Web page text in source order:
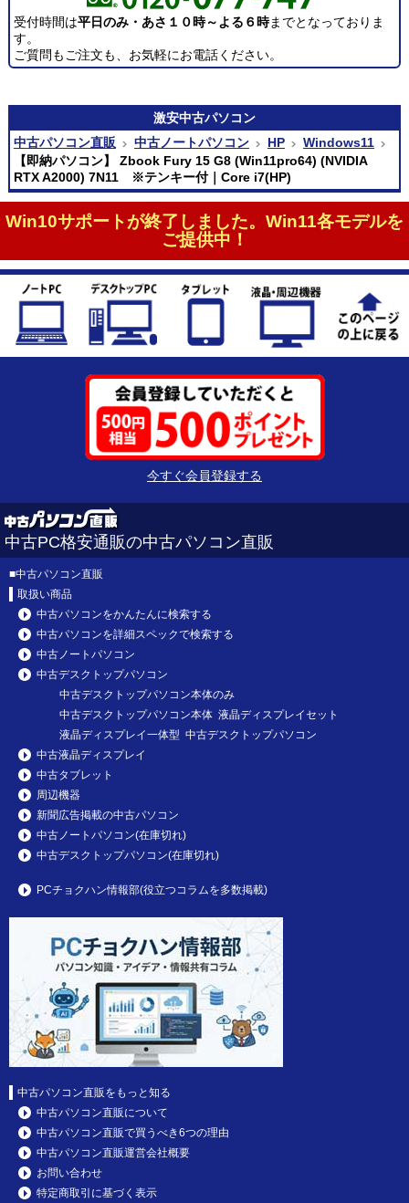
受付時間は平日のみ・あさ１０時～よる６時までとなっておりま
す。
ご質問もご注文も、お気軽にお電話ください。
激安中古パソコン
中古パソコン直販
中古ノートパソコン HP
Windows11
【即納パソコン】 Zbook Fury 15 G8 (Win11pro64) (NVIDIA
RTX A2000) 7N11 ※テンキー付｜Core i7(HP)
Win10サポートが終了しました。Win11各モデルを
ご提供中！
今すぐ会員登録する
中古PC格安通販の中古パソコン直販
■中古パソコン直販
取扱い商品
中古パソコンをかんたんに検索する
中古パソコンを詳細スペックで検索する
中古ノートパソコン
中古デスクトップパソコン
中古デスクトップパソコン本体のみ
中古デスクトップパソコン本体 液晶ディスプレイセット
液晶ディスプレイ一体型 中古デスクトップパソコン
中古液晶ディスプレイ
中古タブレット
周辺機器
新聞広告掲載の中古パソコン
中古ノートパソコン(在庫切れ)
中古デスクトップパソコン(在庫切れ)
PCチョクハン情報部(役立つコラムを多数掲載)
中古パソコン直販をもっと知る
中古パソコン直販について
中古パソコン直販で買うべき6つの理由
中古パソコン直販運営会社概要
お問い合わせ
特定商取引に基づく表示